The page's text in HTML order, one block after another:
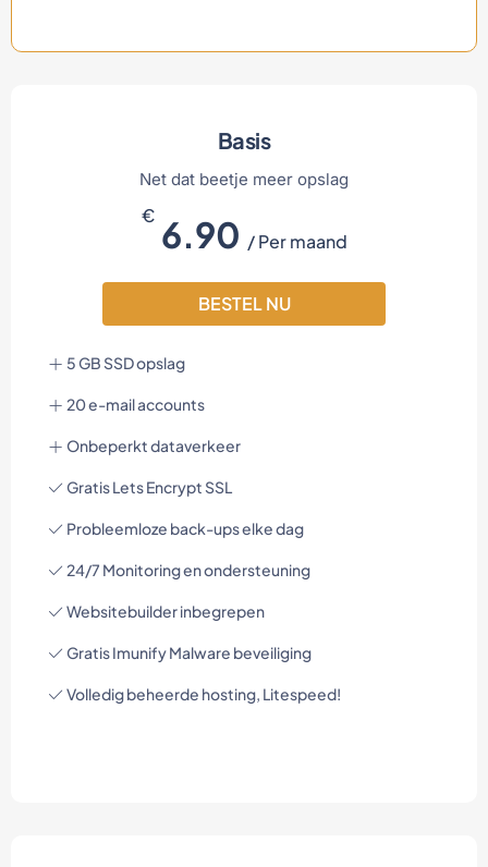
Basis
Net dat beetje meer opslag
€6.90 / Per maand
BESTEL NU
5 GB SSD opslag
20 e-mail accounts
Onbeperkt dataverkeer
Gratis Lets Encrypt SSL
Probleemloze back-ups elke dag
24/7 Monitoring en ondersteuning
Websitebuilder inbegrepen
Gratis Imunify Malware beveiliging
Volledig beheerde hosting, Litespeed!